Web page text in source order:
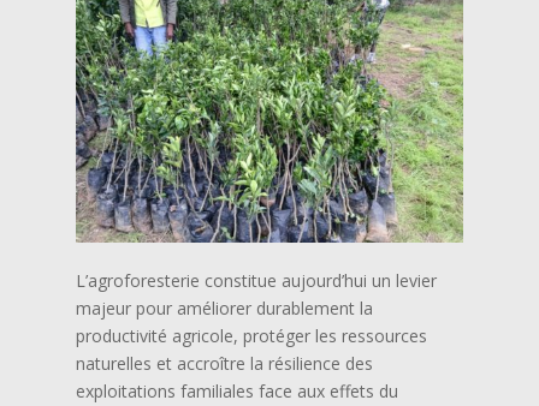
L’agroforesterie constitue aujourd’hui un levier
majeur pour améliorer durablement la
productivité agricole, protéger les ressources
naturelles et accroître la résilience des
exploitations familiales face aux effets du